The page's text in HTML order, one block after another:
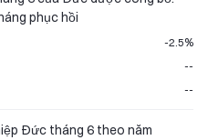
phục hồi
-2.5%
--
--
Đức tháng 6 theo năm